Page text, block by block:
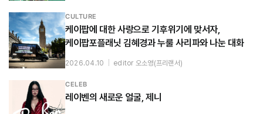
CULTURE
케이팝에 대한 사랑으로 기후위기에 맞서자,
케이팝포플래닛 김혜경과 누룰 사리파와 나눈 대화
2026.04.10 editor 오소영(프리랜서)
CELEB
레이벤의 새로운 얼굴, 제니